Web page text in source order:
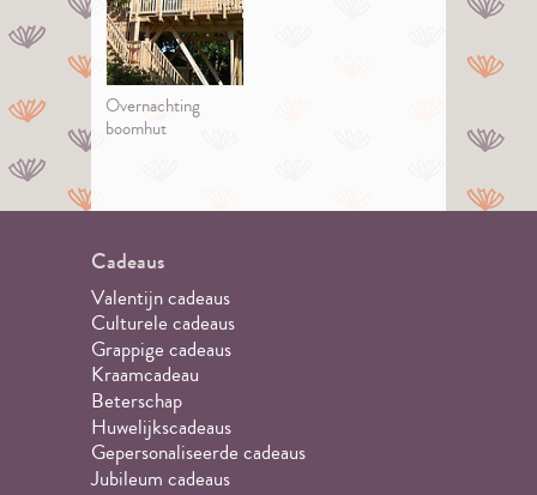
Overnachting
boomhut
Cadeaus
Valentijn cadeaus
Culturele cadeaus
Grappige cadeaus
Kraamcadeau
Beterschap
Huwelijkscadeaus
Gepersonaliseerde cadeaus
Jubileum cadeaus